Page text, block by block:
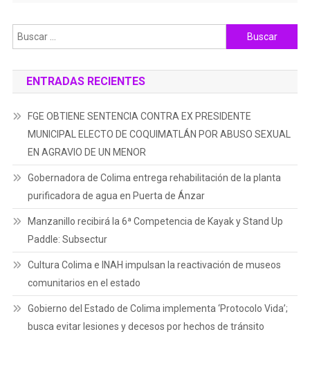
Buscar:
ENTRADAS RECIENTES
FGE OBTIENE SENTENCIA CONTRA EX PRESIDENTE
MUNICIPAL ELECTO DE COQUIMATLÁN POR ABUSO SEXUAL
EN AGRAVIO DE UN MENOR
Gobernadora de Colima entrega rehabilitación de la planta
purificadora de agua en Puerta de Ánzar
Manzanillo recibirá la 6ª Competencia de Kayak y Stand Up
Paddle: Subsectur
Cultura Colima e INAH impulsan la reactivación de museos
comunitarios en el estado
Gobierno del Estado de Colima implementa ‘Protocolo Vida’;
busca evitar lesiones y decesos por hechos de tránsito